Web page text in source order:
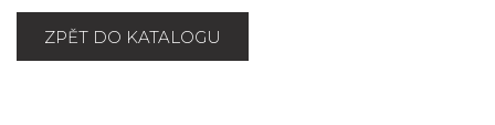
ZPĚT DO KATALOGU